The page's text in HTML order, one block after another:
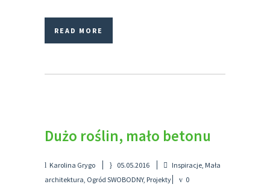
READ MORE
Dużo roślin, mało betonu
Karolina Grygo 05.05.2016 Inspiracje, Mała
architektura, Ogród SWOBODNY, Projekty
0